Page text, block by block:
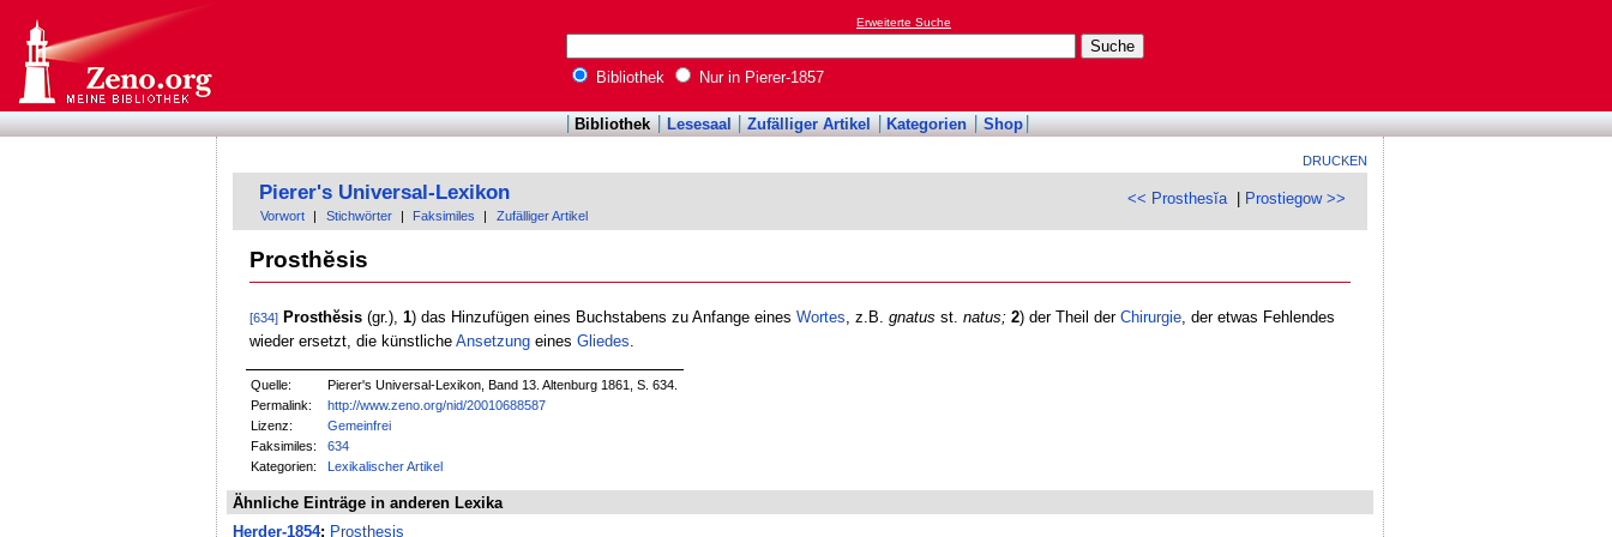
Erweiterte Suche
Bibliothek Nur in Pierer-1857
Bibliothek Lesesaal Zufälliger Artikel Kategorien Shop
DRUCKEN
<< Prosthesĭa| Prostiegow >>
Pierer's Universal-Lexikon
Vorwort Stichwörter Faksimiles Zufälliger Artikel
Prosthĕsis
[634] Prosthĕsis(gr.), 1) das Hinzufügen eines Buchstabens zu Anfange eines Wortes , z.B. gnatus st. natus; 2) der Theil der Chirurgie, der etwas Fehlendes
wieder ersetzt, die künstliche Ansetzungeines Gliedes
Quelle:
Pierer's Universal-Lexikon, Band 13. Altenburg 1861, S. 634.
Permalink:
http://www.zeno.org/nid/20010688587
Lizenz:
Gemeinfrei
Faksimiles:
634
Kategorien:
Lexikalischer Artikel
Ähnliche Einträge in anderen Lexika
Herder-1854: Prosthesis